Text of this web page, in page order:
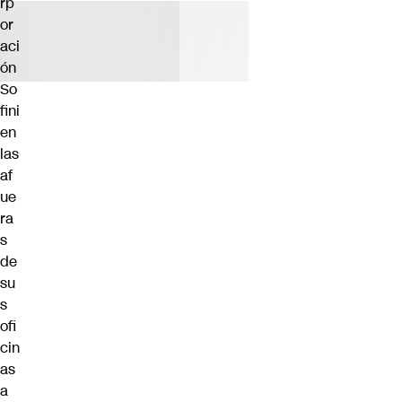
or
aci
ón
So
fini
en
las
af
ue
ra
s
de
su
s
ofi
cin
as
a